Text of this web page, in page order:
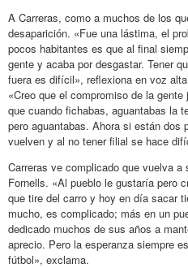
A Carreras, como a muchos de los
desaparición. «Fue una lástima, el
pocos habitantes es que al final
gente y acaba por desgastar. Tener
fuera es difícil», reflexiona en voz
«Creo que el compromiso de la
que cuando fichabas, aguantabas la
pero aguantabas. Ahora si están dos
vuelven y al no tener filial se hace
Carreras ve complicado que vuelva a
Fornells. «Al pueblo le gustaría pero
que tire del carro y hoy en día sacar
mucho, es complicado; más en un
dedicado muchos de sus años a
aprecio. Pero la esperanza siempre
fútbol», exclama.